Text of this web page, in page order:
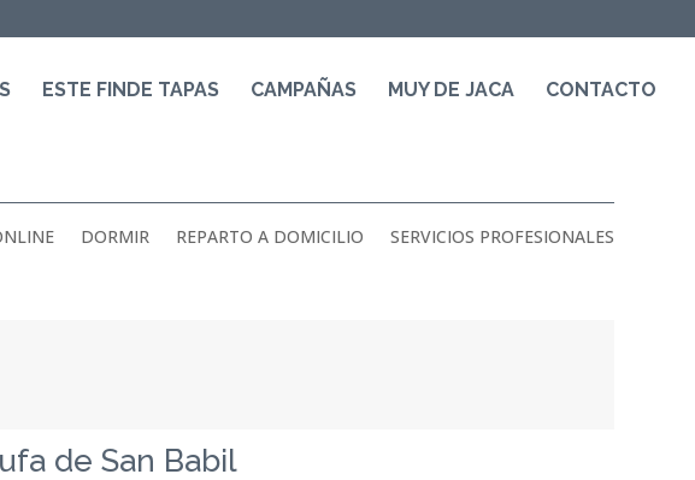
ESTE FINDE TAPAS CAMPAÑAS MUY DE JACA CONTACTO
DORMIR REPARTO A DOMICILIO SERVICIOS PROFESIONALES
de San Babil